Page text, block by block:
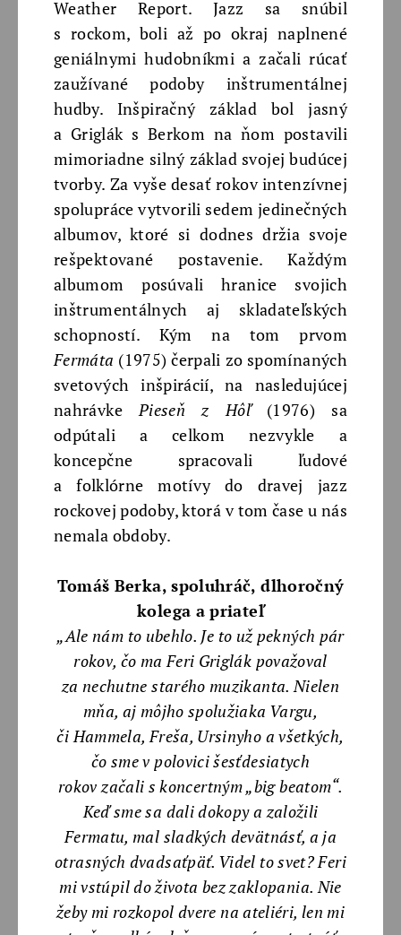
Weather Report. Jazz sa snúbil
s rockom, boli až po okraj naplnené
geniálnymi hudobníkmi a začali rúcať
zaužívané podoby inštrumentálnej
hudby. Inšpiračný základ bol jasný
a Griglák s Berkom na ňom postavili
mimoriadne silný základ svojej budúcej
tvorby. Za vyše desať rokov intenzívnej
spolupráce vytvorili sedem jedinečných
albumov, ktoré si dodnes držia svoje
rešpektované postavenie. Každým
albumom posúvali hranice svojich
inštrumentálnych aj skladateľských
schopností. Kým na tom prvom
Fermáta (1975) čerpali zo spomínaných
svetových inšpirácií, na nasledujúcej
nahrávkePieseň z Hôľ (1976) sa
odpútali a celkom nezvykle a
koncepčne spracovali ľudové
a folklórne motívy do dravej jazz
rockovej podoby, ktorá v tom čase u nás
nemala obdoby.
Tomáš Berka, spoluhráč, dlhoročný
kolega a priateľ
„Ale nám to ubehlo. Je to už pekných pár
rokov, čo ma Feri Griglák považoval
za nechutne starého muzikanta. Nielen
mňa, aj môjho spolužiaka Vargu,
čiHammela, Freša, Ursinyho a všetkých,
čo sme v polovici šesťdesiatych
rokovzačali s koncertným „big beatom“.
Keď sme sa dali dokopy a založili
Fermatu,mal sladkých devätnásť, a ja
otrasných dvadsaťpäť. Videl to svet?Feri
mi vstúpil do života bez zaklopania. Nie
žeby mi rozkopol dvere na ateliéri, len mi